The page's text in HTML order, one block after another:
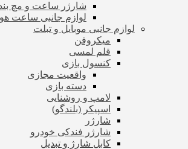
شارژر ساعت و مچ
لوازم جانبی ساعت
لوازم جانبی موبایل و تبلت
میکروفن
قلم لمسی
کنسول بازی
واقعیت مجازی
دسته بازی
لامپ و روشنایی
اسپیکر (بلندگو)
شارژر
شارژر فندکی خودرو
کابل شارژ و تبدیل